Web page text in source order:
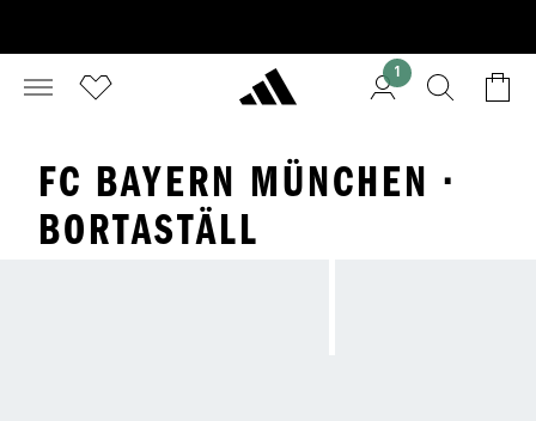
1
FC BAYERN MÜNCHEN ·
BORTASTÄLL